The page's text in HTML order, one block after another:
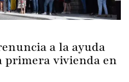
a la ayuda
primera vivienda en